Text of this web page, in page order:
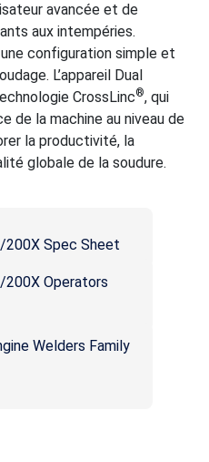
avancée et de
aux intempéries.
configuration simple et
L’appareil Dual
CrossLinc®, qui
de la machine au niveau de
la productivité, la
globale de la soudure.
200X Spec Sheet
200X Operators
Welders Family